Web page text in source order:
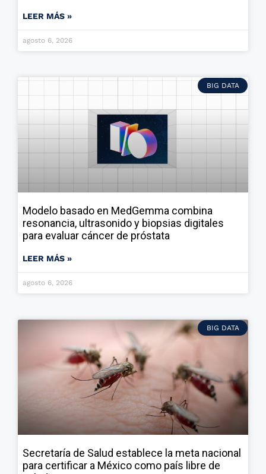
LEER MÁS »
agosto 6, 2026
BIG DATA
Modelo basado en MedGemma combina
resonancia, ultrasonido y biopsias digitales
para evaluar cáncer de próstata
LEER MÁS »
agosto 6, 2026
BIG DATA
Secretaría de Salud establece la meta nacional
para certificar a México como país libre de